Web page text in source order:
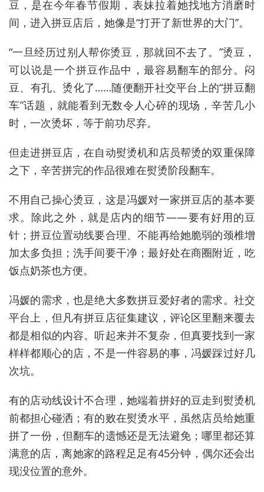
豆，是在今年春节假期，表妹拉着她找地方消磨时
间，进入拼豆店后，她像是“打开了新世界的大门”。
“一旦经历过别人帮你烫豆，那就回不去了。”烫豆，
可以说是一个拼豆作品中，最容易翻车的部分。闷
豆、有孔、烫化了……随便翻开社交平台上的“拼豆翻
车”话题，就能看到无数令人心碎的现场，辛苦几小
时，一次烫坏，等于前功尽弃。
但走进拼豆店，在自动熨烫机和店员帮烫的双重保障
之下，辛苦拼完的作品很难在熨烫阶段翻车。
不用自己操心烫豆，这是冯媛对一家拼豆店的基本要
求。除此之外，就是店内的细节——要有好用的豆
针；拼豆位置动线要合理、不能再给她脆弱的颈椎增
加太多负担；洗手间要干净；最好处在商圈附近，吃
饭点奶茶也方便。
冯媛的需求，也是绝大多数拼豆爱好者的需求。社交
平台上，但凡有拼豆店征集建议，评论区里翻来覆去
都是相似的内容。听起来并不复杂，但真要找到一家
样样都顺心的店，不是一件容易的事，冯媛踩过好几
次坑。
有的店动线设计不合理，她端着拼好的豆走到熨烫机
前都担心碰洒；有的败在熨烫水平，虽然店员给她重
拼了一份，但翻车的遗憾还是无法避免；哪里都还算
满意的店，离她家的路程足足有45分钟，偶尔还会出
现没位置的意外。